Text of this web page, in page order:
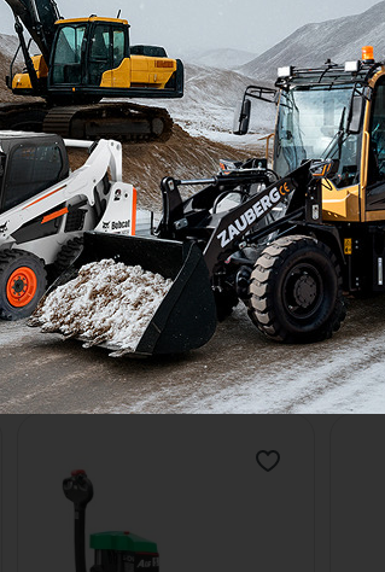
Электротележка Hangcha HC
CBD20-AEC1
Грузоподъемность: 2000кг
Высота подъема:
210 мм
В наличии
Цена по запросу
Узнать цену